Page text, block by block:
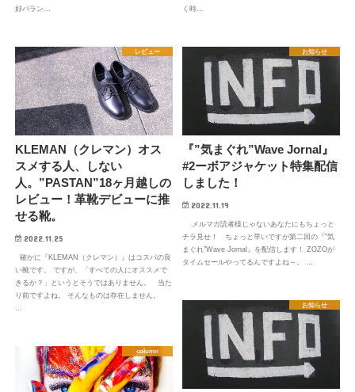
好バラン…
く時…
レビュー
KLEMAN（クレマン）オス
スメする人、しない
人。”PASTAN”18ヶ月越しの
レビュー！革靴デビューに推
せる靴。
2022.11.25
確かに『KLEMAN（クレマン）』はコスパの良
い靴です。 ですが、「すべての人にオススメで
きるか？」というとそうではありません。 当た
り前ですよね。 そんなものは存在しません。
お知らせ
『”気まぐれ”Wave Jornal』
#2ーボアジャケット特集配信
しました！
2022.11.19
メルマガ読者様じゃないあなたにもちょっと
チラ見せ！ ちょっと早いですが第二回の『”気
まぐれ”Wave Jornal』を配信します！ ZOZOが
タイムセールやってるんですよね～。 …
お知らせ
column